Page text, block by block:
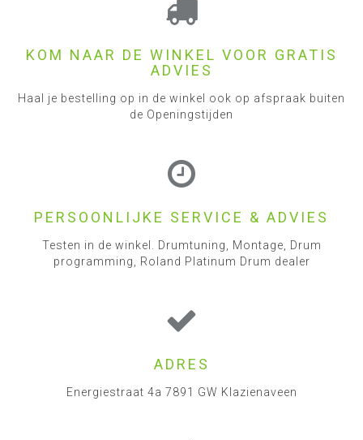
KOM NAAR DE WINKEL VOOR GRATIS
ADVIES
Haal je bestelling op in de winkel ook op afspraak buiten
de Openingstijden
PERSOONLIJKE SERVICE & ADVIES
Testen in de winkel. Drumtuning, Montage, Drum
programming, Roland Platinum Drum dealer
ADRES
Energiestraat 4a 7891 GW Klazienaveen